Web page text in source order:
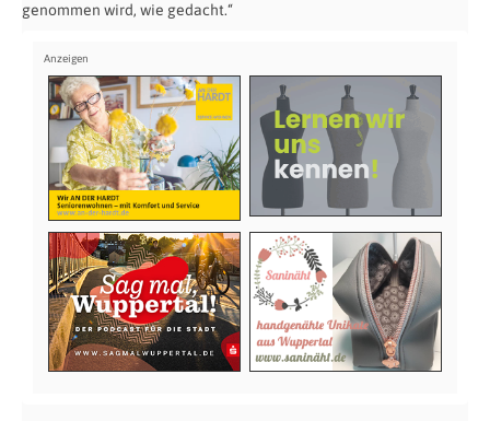
genommen wird, wie gedacht.“